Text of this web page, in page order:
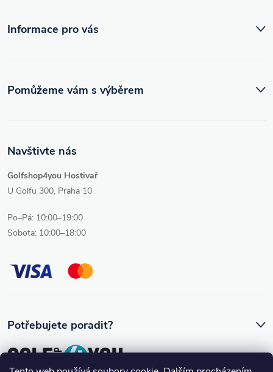
Informace pro vás
Navštivte nás
Golfshop4you Hostivař
U Golfu 300, Praha 10
Po–Pá: 10:00–19:00
Sobota: 10:00–18:00
Pomůžeme vám s výběrem
Potřebujete poradit?